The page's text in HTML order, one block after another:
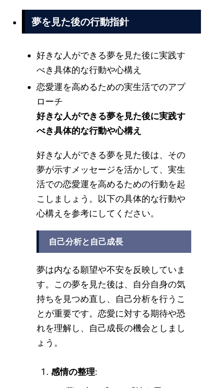
夢を見た後の行動指針
好きな人ができる夢を見た後に実践す
べき具体的な行動や心構え
恋愛運を高めるための実生活でのアプ
ローチ
好きな人ができる夢を見た後に実践す
べき具体的な行動や心構え
好きな人ができる夢を見た後は、その
夢が示すメッセージを活かして、実生
活での恋愛運を高めるための行動を起
こしましょう。以下の具体的な行動や
心構えを参考にしてください。
自己分析と自己成長
夢は内なる願望や不安を反映していま
す。この夢を見た後は、自分自身の気
持ちを見つめ直し、自己分析を行うこ
とが重要です。恋愛に対する期待や恐
れを理解し、自己成長の機会としまし
ょう。
感情の整理: